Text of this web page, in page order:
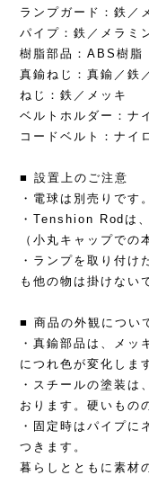
ランプガード：鉄／
パイプ：鉄／メラミ
樹脂部品：ABS樹脂
真鍮ねじ：真鍮／鉄
ねじ：鉄／メッキ
ベルトホルダー：ナ
コードベルト：ナイ
■ 設置上のご注意
・電球は別売りです。
・Tenshion Rodは
（小丸キャップでの
・ランプを取り付
も他の物は掛けない
■ 商品の外観につい
・真鍮部品は、メッ
につれ色が変化しま
・スチールの塗装は
おります。硬いもの
・固定時はパイプに
つきます。
暮らしとともに素材